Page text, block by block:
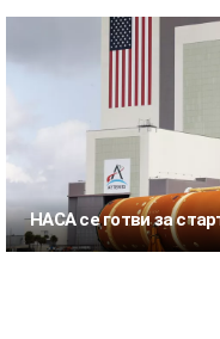
НАСА се готви за